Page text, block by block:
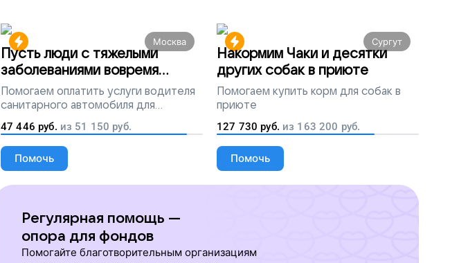
Москва
Пусть люди с тяжелыми
заболеваниями вовремя
попадут на лечение
Помогаем оплатить услуги водителя
санитарного автомобиля для
перевозки тяжелобольных людей
47 446 руб. из 51 150 руб.
Помочь
Сургут
Накормим Чаки и десятки
других собак в приюте
Помогаем купить корм для собак в
приюте
127 730 руб. из 163 200 руб.
Помочь
Регулярная помощь —
опора для фондов
Помогайте благотворительным организациям